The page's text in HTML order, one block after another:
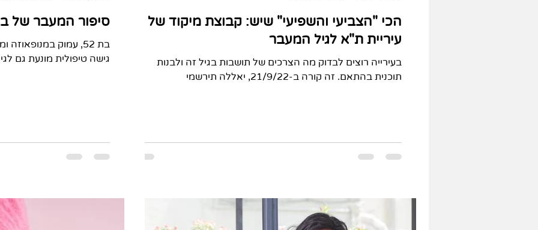
הכי "הצביעי והשפיעי" שיש: קבוצת מיקוד של
עיריית ת"א לגיל המעבר
בעירייה רוצים לבדוק מה הצרכים של תושבות בגיל זה ולבנות
תוכנית בהתאם. זה קורה ב-21/9/22, יאללה תירשמי
סיפור המעבר של
בת 52, עמוק
גישה טיפולית מונעת גם